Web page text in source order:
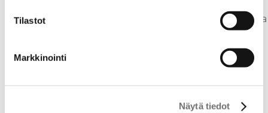
Tilastot
Markkinointi
Näytä tiedot
Dropin tunnelmia Porin asuntomessuilta
Oletko haaveillut Drop-altaasta?
Drop Design Fire on saanut avainlippu -
Drop mukana Kevätmessuilla 2019